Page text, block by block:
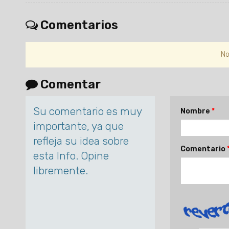
Comentarios
Comentar
Su comentario es muy
importante, ya que
refleja su idea sobre
esta Info. Opine
libremente.
Nombre
Comentario